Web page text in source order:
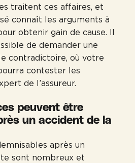
traitent ces affaires, et
connaît les arguments à
obtenir gain de cause. Il
de demander une
contradictoire, où votre
contester les
de l’assureur.
peuvent être
un accident de la
après un
sont nombreux et